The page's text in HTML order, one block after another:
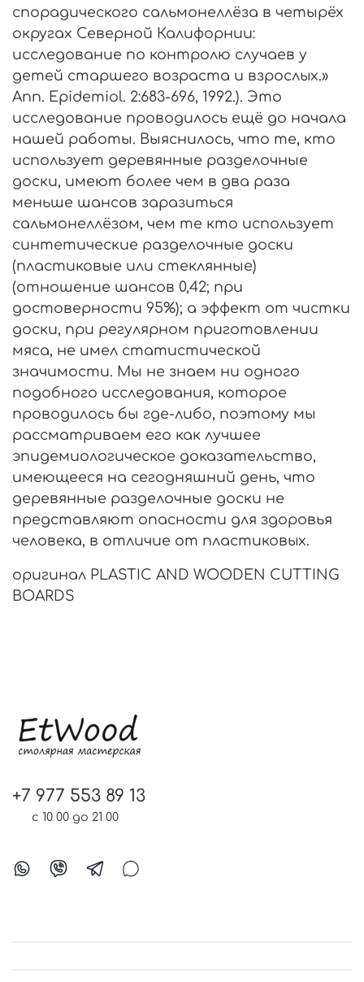
спорадического сальмонеллёза в четырёх
округах Северной Калифорнии:
исследование по контролю случаев у
детей старшего возраста и взрослых.»
Ann. Epidemiol. 2:683-696, 1992.). Это
исследование проводилось ещё до начала
нашей работы. Выяснилось, что те, кто
использует деревянные разделочные
доски, имеют более чем в два раза
меньше шансов заразиться
сальмонеллёзом, чем те кто использует
синтетические разделочные доски
(пластиковые или стеклянные)
(отношение шансов 0,42; при
достоверности 95%); а эффект от чистки
доски, при регулярном приготовлении
мяса, не имел статистической
значимости. Мы не знаем ни одного
подобного исследования, которое
проводилось бы где-либо, поэтому мы
рассматриваем его как лучшее
эпидемиологическое доказательство,
имеющееся на сегодняшний день, что
деревянные разделочные доски не
представляют опасности для здоровья
человека, в отличие от пластиковых.
оригинал PLASTIC AND WOODEN CUTTING
BOARDS
+7 977 553 89 13
с 10 00 до 21 00